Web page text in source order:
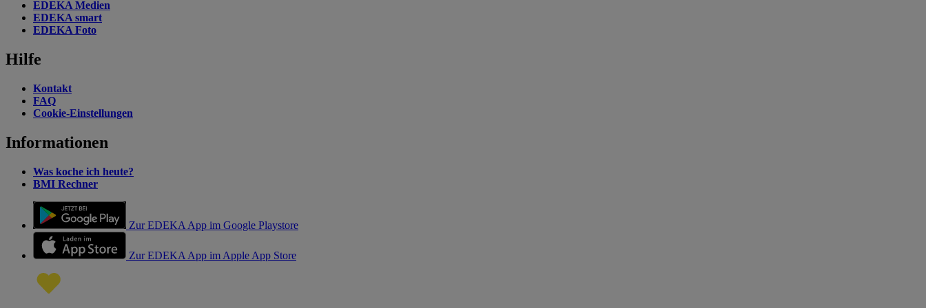
EDEKA Medien
EDEKA smart
EDEKA Foto
Hilfe
Kontakt
FAQ
Cookie-Einstellungen
Informationen
Was koche ich heute?
BMI Rechner
Zur EDEKA App im Google Playstore
Zur EDEKA App im Apple App Store